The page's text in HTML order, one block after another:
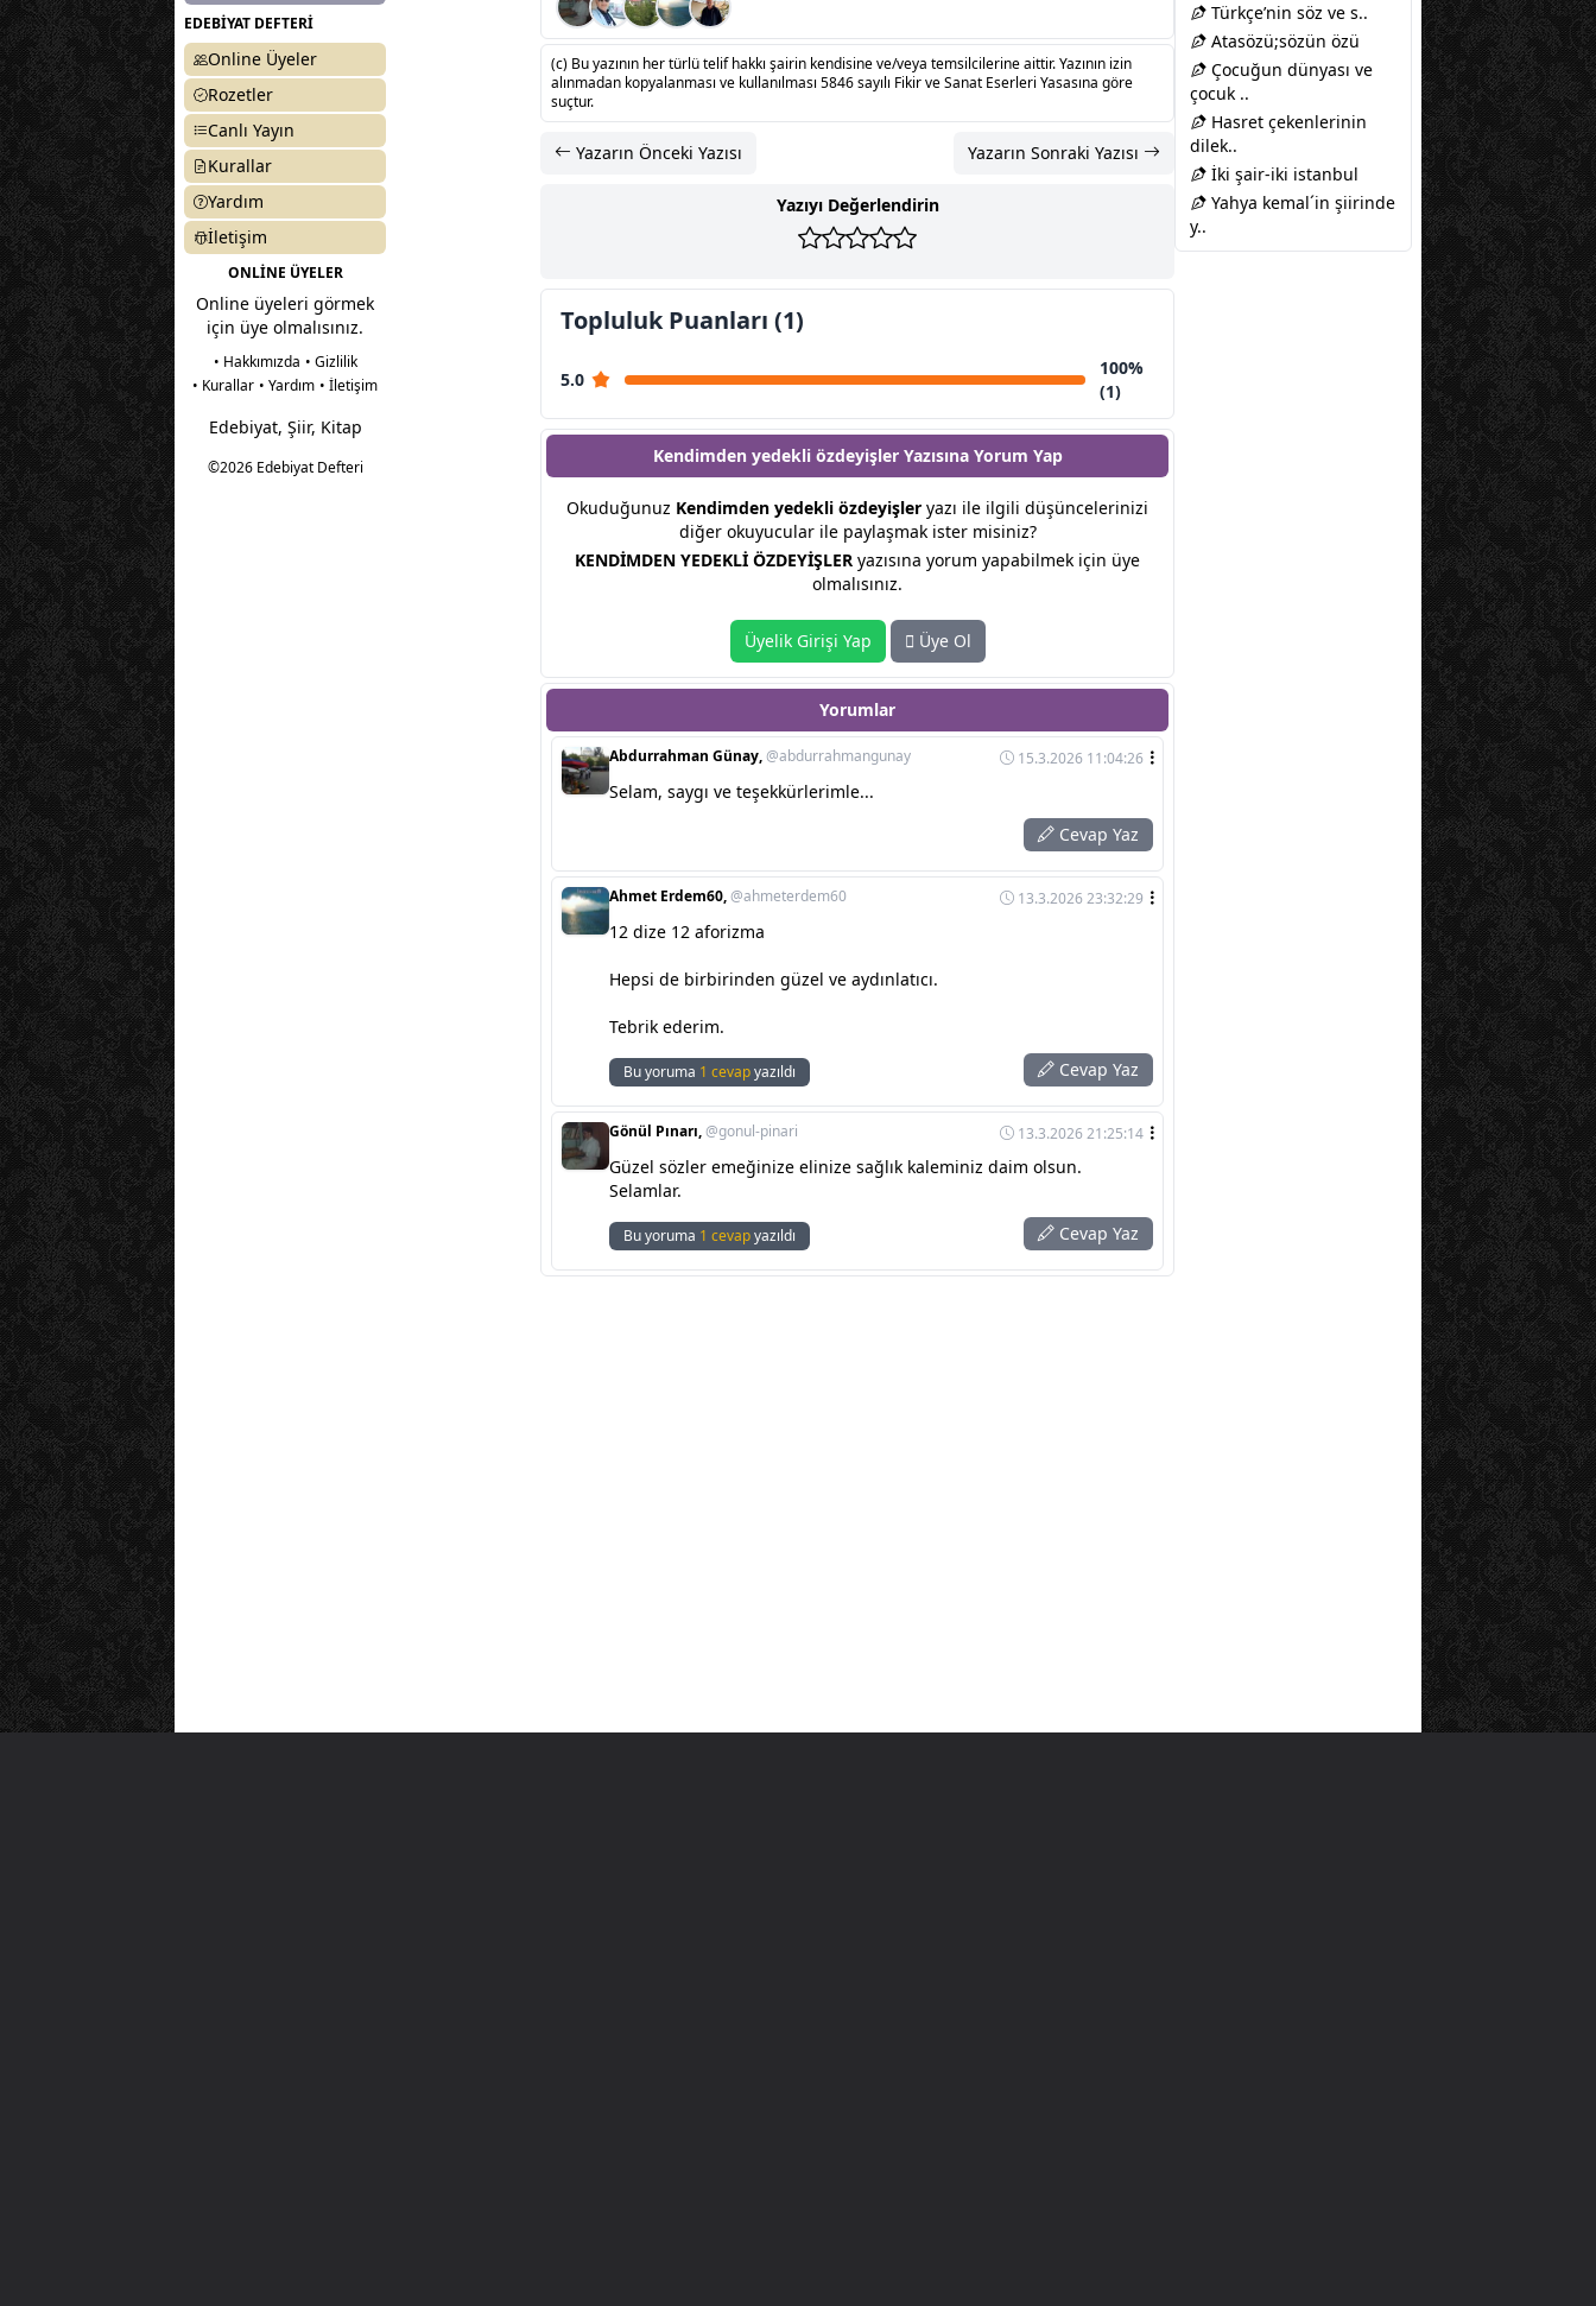
EDEBİYAT DEFTERİ
Online Üyeler
Rozetler
Canlı Yayın
Kurallar
Yardım
İletişim
ONLİNE ÜYELER
Online üyeleri görmek
için üye olmalısınız.
• Hakkımızda • Gizlilik
• Kurallar • Yardım • İletişim
Edebiyat, Şiir, Kitap
©2026 Edebiyat Defteri
(c) Bu yazının her türlü telif hakkı şairin kendisine ve/veya temsilcilerine aittir. Yazının izin
alınmadan kopyalanması ve kullanılması 5846 sayılı Fikir ve Sanat Eserleri Yasasına göre
suçtur.
Yazarın Önceki Yazısı Yazarın Sonraki Yazısı
Yazıyı Değerlendirin
Topluluk Puanları (1)
5.0
100%
(1)
Kendimden yedekli özdeyişler Yazısına Yorum Yap
Okuduğunuz Kendimden yedekli özdeyişler yazı ile ilgili düşüncelerinizi
diğer okuyucular ile paylaşmak ister misiniz?
KENDİMDEN YEDEKLİ ÖZDEYİŞLER yazısına yorum yapabilmek için üye
olmalısınız.
Üyelik Girişi Yap Üye Ol
Yorumlar
Abdurrahman Günay,@abdurrahmangunay 15.3.2026 11:04:26
Selam, saygı ve teşekkürlerimle...
Cevap Yaz
Ahmet Erdem60,@ahmeterdem60 13.3.2026 23:32:29
12 dize 12 aforizma
Hepsi de birbirinden güzel ve aydınlatıcı.
Tebrik ederim.
Bu yoruma 1 cevapyazıldı Cevap Yaz
Gönül Pınarı,@gonul-pinari 13.3.2026 21:25:14
Güzel sözler emeğinize elinize sağlık kaleminiz daim olsun.
Selamlar.
Bu yoruma 1 cevapyazıldı Cevap Yaz
Türkçe’nin söz ve s..
Atasözü;sözün özü
Çocuğun dünyası ve
çocuk ..
Hasret çekenlerinin
dilek..
İki şair-iki istanbul
Yahya kemal´in şiirinde
y..